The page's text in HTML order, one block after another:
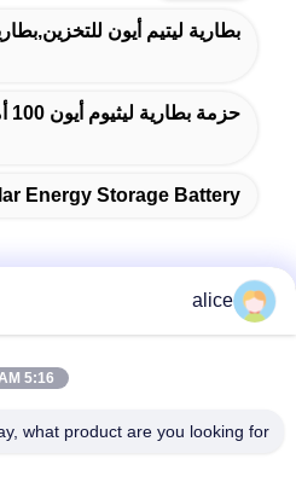
بطارية ليتيم أيون
حزمة بطارية ليثيوم أيون 100 أمبير 48 فولت,حزمة بطارية ليثيوم أيون 48 فولت 5 كيلو واط ساعة,بطارية تخزين شمسية 10 كيلوواط في الساعة
Energy Storage Battery
طريق فويوان الخامس، حديقة
alice
5:16 AM
what product are you looking for?